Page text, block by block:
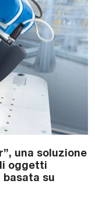
una soluzione
oggetti
su